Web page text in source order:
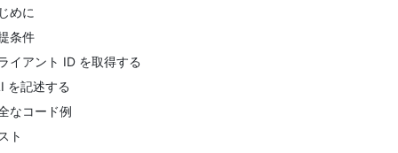
めに
条件
イアント ID を取得する
を記述する
なコード例
ト